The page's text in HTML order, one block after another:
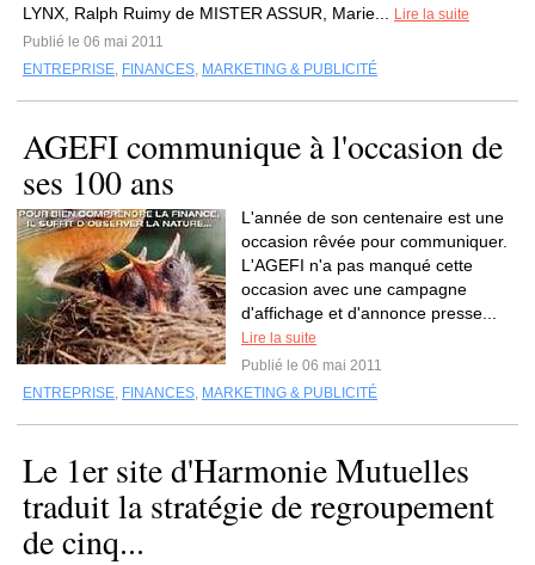
LYNX, Ralph Ruimy de MISTER ASSUR, Marie...
Lire la suite
Publié le 06 mai 2011
ENTREPRISE, FINANCES, MARKETING & PUBLICITÉ
AGEFI communique à l'occasion de
ses 100 ans
L'année de son centenaire est une
occasion rêvée pour communiquer.
L'AGEFI n'a pas manqué cette
occasion avec une campagne
d'affichage et d'annonce presse...
Lire la suite
Publié le 06 mai 2011
ENTREPRISE, FINANCES, MARKETING & PUBLICITÉ
Le 1er site d'Harmonie Mutuelles
traduit la stratégie de regroupement
de cinq...